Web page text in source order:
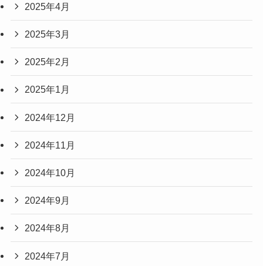
2025年4月
2025年3月
2025年2月
2025年1月
2024年12月
2024年11月
2024年10月
2024年9月
2024年8月
2024年7月